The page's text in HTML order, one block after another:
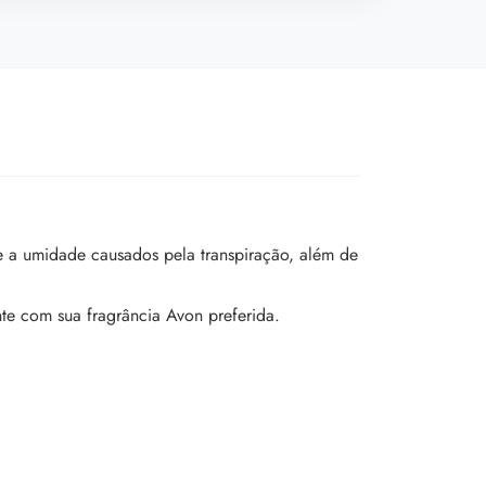
umidade causados pela transpiração, além de
com sua fragrância Avon preferida.